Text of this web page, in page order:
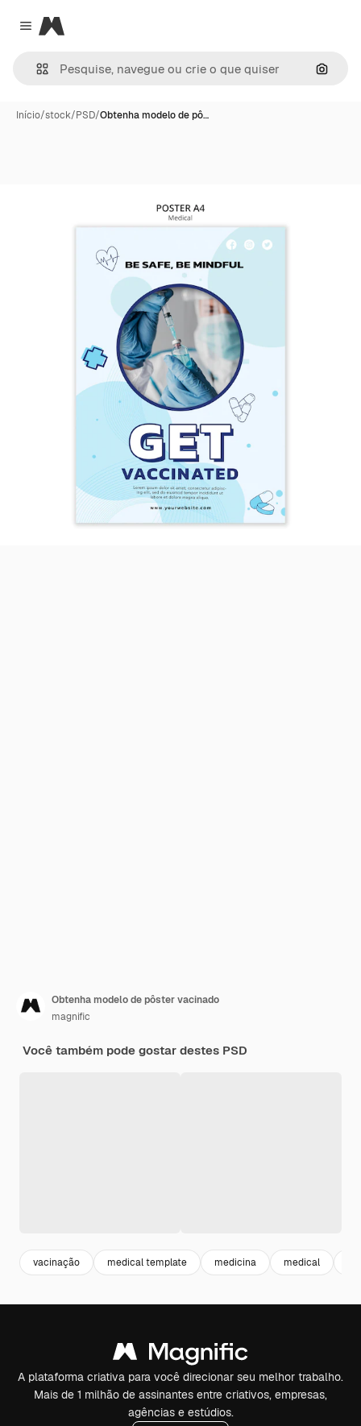
Close menu
Magnific
Início/stock/PSD/Obtenha modelo de pô…
Obtenha modelo de pôster vacinado
magnific
Você também pode gostar destes PSD
vacinação medical template medicina medical
A plataforma criativa para você direcionar seu melhor trabalho.
Mais de 1 milhão de assinantes entre criativos, empresas,
agências e estúdios.